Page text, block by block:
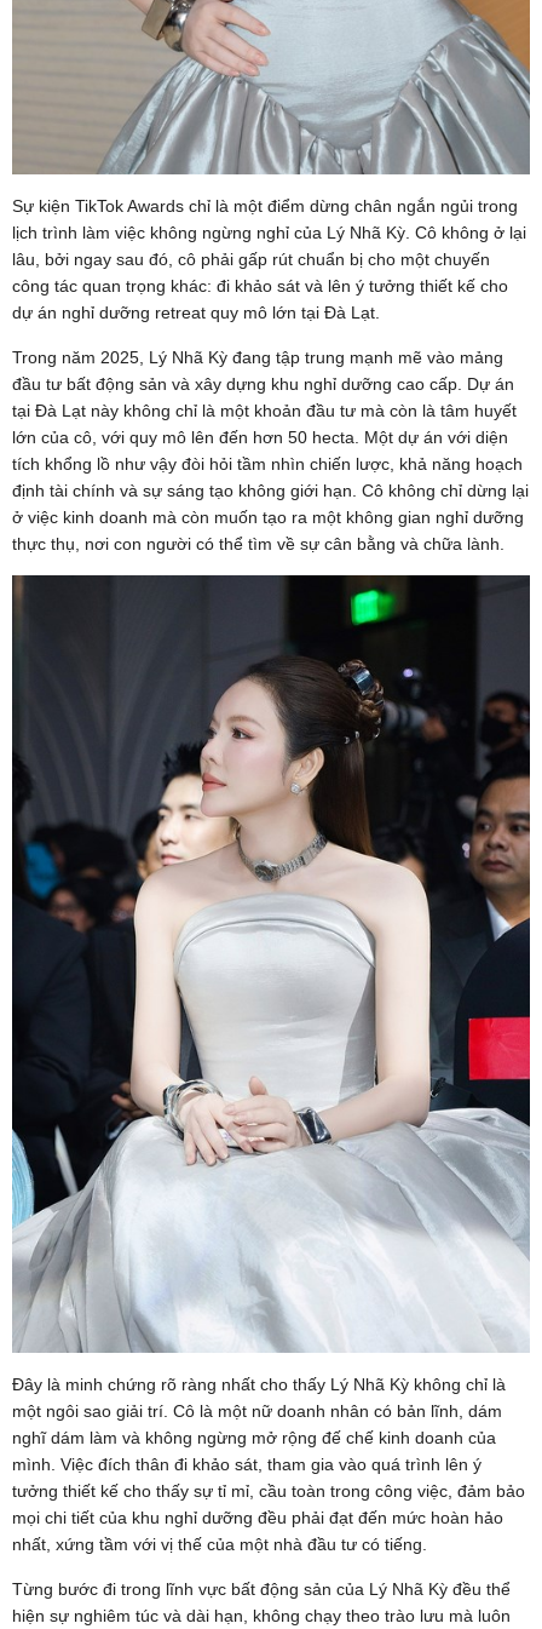
Sự kiện TikTok Awards chỉ là một điểm dừng chân ngắn ngủi trong
lịch trình làm việc không ngừng nghỉ của Lý Nhã Kỳ. Cô không ở lại
lâu, bởi ngay sau đó, cô phải gấp rút chuẩn bị cho một chuyến
công tác quan trọng khác: đi khảo sát và lên ý tưởng thiết kế cho
dự án nghỉ dưỡng retreat quy mô lớn tại Đà Lạt.
Trong năm 2025, Lý Nhã Kỳ đang tập trung mạnh mẽ vào mảng
đầu tư bất động sản và xây dựng khu nghỉ dưỡng cao cấp. Dự án
tại Đà Lạt này không chỉ là một khoản đầu tư mà còn là tâm huyết
lớn của cô, với quy mô lên đến hơn 50 hecta. Một dự án với diện
tích khổng lồ như vậy đòi hỏi tầm nhìn chiến lược, khả năng hoạch
định tài chính và sự sáng tạo không giới hạn. Cô không chỉ dừng lại
ở việc kinh doanh mà còn muốn tạo ra một không gian nghỉ dưỡng
thực thụ, nơi con người có thể tìm về sự cân bằng và chữa lành.
Đây là minh chứng rõ ràng nhất cho thấy Lý Nhã Kỳ không chỉ là
một ngôi sao giải trí. Cô là một nữ doanh nhân có bản lĩnh, dám
nghĩ dám làm và không ngừng mở rộng đế chế kinh doanh của
mình. Việc đích thân đi khảo sát, tham gia vào quá trình lên ý
tưởng thiết kế cho thấy sự tỉ mỉ, cầu toàn trong công việc, đảm bảo
mọi chi tiết của khu nghỉ dưỡng đều phải đạt đến mức hoàn hảo
nhất, xứng tầm với vị thế của một nhà đầu tư có tiếng.
Từng bước đi trong lĩnh vực bất động sản của Lý Nhã Kỳ đều thể
hiện sự nghiêm túc và dài hạn, không chạy theo trào lưu mà luôn